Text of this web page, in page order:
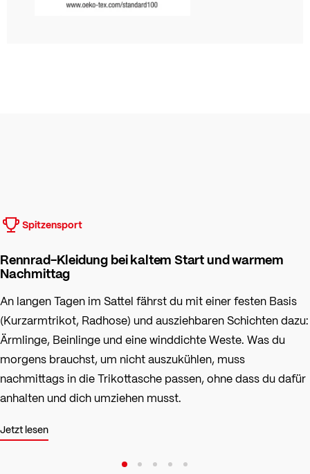
Spitzensport
Rennrad-Kleidung bei kaltem Start und warmem
Nachmittag
An langen Tagen im Sattel fährst du mit einer festen Basis
(Kurzarmtrikot, Radhose) und ausziehbaren Schichten dazu:
Ärmlinge, Beinlinge und eine winddichte Weste. Was du
morgens brauchst, um nicht auszukühlen, muss
nachmittags in die Trikottasche passen, ohne dass du dafür
anhalten und dich umziehen musst.
Jetzt lesen